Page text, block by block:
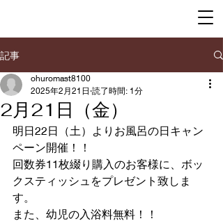
記事
2月21日（金）
ohuromast8100
2025年2月21日 読了時間: 1分
明日22日（土）よりお風呂の日キャン
ペーン開催！！
回数券11枚綴り購入のお客様に、ボッ
クスティッシュをプレゼント致しま
す。
また、幼児の入浴料無料！！